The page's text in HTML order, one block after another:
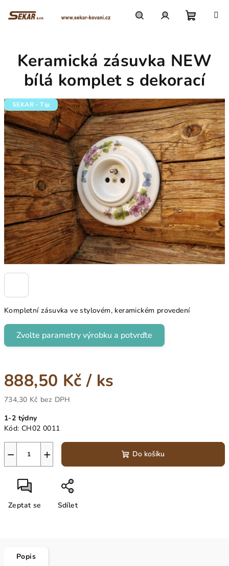
košík
Kompletní zásuvka ve stylovém, keramickém provedení
Zvolte parametry výrobku a potvrďte
888,50 Kč / ks
734,30 Kč bez DPH
cena:
1-2 týdny
Kód: CH02 0011
+
− Do košíku
Zeptat se Sdílet
Keramická zásuvka NEW
bílá komplet s dekorací
SEKAR - Tip
Popis